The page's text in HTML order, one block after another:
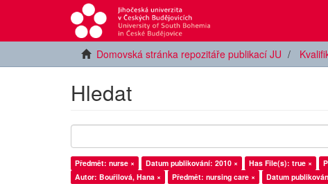
Domovská stránka repozitáře publikací JU
Hledat
Předmět: nurse × Datum publikování: 2010 × Has File(s): true ×
Autor: Bouřilová, Hana ×
Předmět: nursing care × Datum